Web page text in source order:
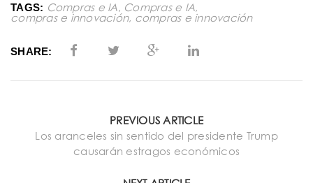
TAGS: Compras e IA, Compras e IA,
compras e innovación, compras e innovación
SHARE:
PREVIOUS ARTICLE
Los aranceles sin sentido del presidente Trump
causarán estragos económicos